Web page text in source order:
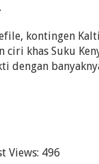
kontingen
ciri khas Suku
dengan
Views: 496